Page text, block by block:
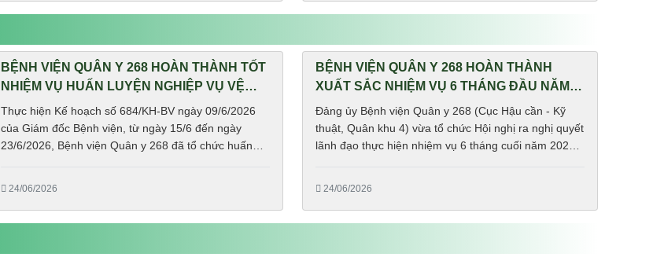
BỆNH VIỆN QUÂN Y 268 HOÀN THÀNH TỐT
NHIỆM VỤ HUẤN LUYỆN NGHIỆP VỤ VỆ
BINH CHO CHIẾN SĨ MỚI
Thực hiện Kế hoạch số 684/KH-BV ngày 09/6/2026
của Giám đốc Bệnh viện, từ ngày 15/6 đến ngày
23/6/2026, Bệnh viện Quân y 268 đã tổ chức huấn
24/06/2026
BỆNH VIỆN QUÂN Y 268 HOÀN THÀNH
XUẤT SẮC NHIỆM VỤ 6 THÁNG ĐẦU NĂM
2026
Đảng ủy Bệnh viện Quân y 268 (Cục Hậu cần - Kỹ
thuật, Quân khu 4) vừa tổ chức Hội nghị ra nghị quyết
lãnh đạo thực hiện nhiệm vụ 6 tháng cuối năm 2026
24/06/2026